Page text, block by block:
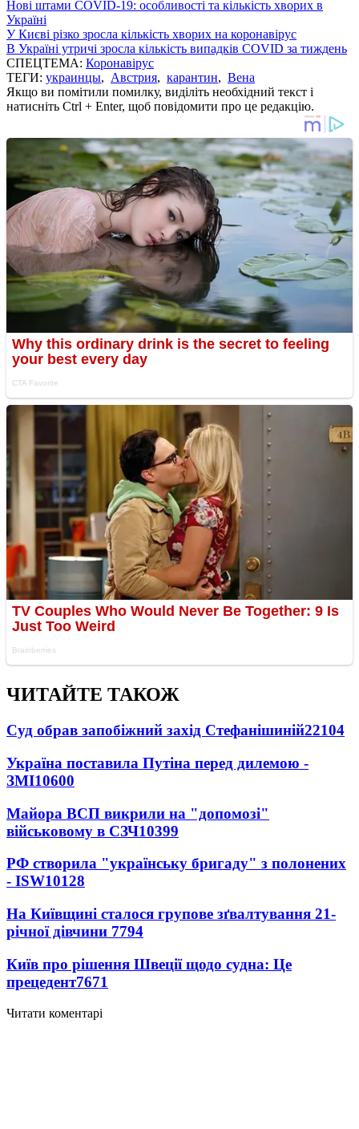
Нові штами COVID-19: особливості та кількість хворих в
Україні
У Києві різко зросла кількість хворих на коронавірус
В Україні утричі зросла кількість випадків COVID за тиждень
СПЕЦТЕМА: Коронавірус
ТЕГИ: украинцы, Австрия, карантин, Вена
Якщо ви помітили помилку, виділіть необхідний текст і
натисніть Ctrl + Enter, щоб повідомити про це редакцію.
ЧИТАЙТЕ ТАКОЖ
Суд обрав запобіжний захід Стефанішиній22104
Україна поставила Путіна перед дилемою -
ЗМІ10600
Майора ВСП викрили на "допомозі"
військовому в СЗЧ10399
РФ створила "українську бригаду" з полонених
- ISW10128
На Київщині сталося групове зґвалтування 21-
річної дівчини 7794
Київ про рішення Швеції щодо судна: Це
прецедент7671
Читати коментарі